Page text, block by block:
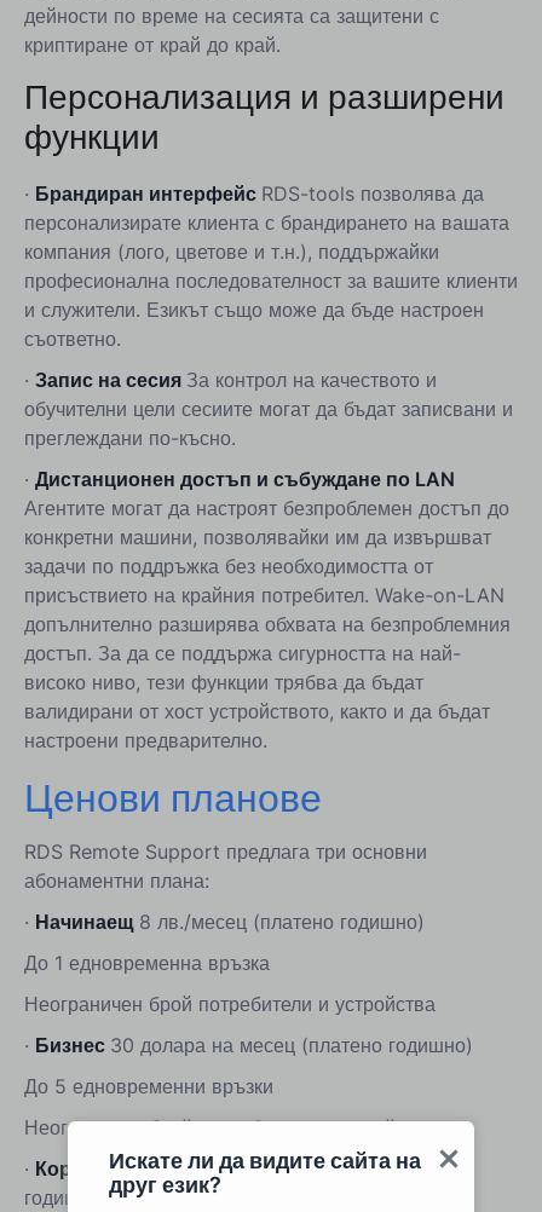
Искате ли да видите сайта на
друг език?
дейности по време на сесията са защитени с
криптиране от край до край.
Персонализация и разширени
функции
· Брандиран интерфейс RDS-tools позволява да
персонализирате клиента с брандирането на вашата
компания (лого, цветове и т.н.), поддържайки
професионална последователност за вашите клиенти
и служители. Езикът също може да бъде настроен
съответно.
· Запис на сесия За контрол на качеството и
обучителни цели сесиите могат да бъдат записвани и
преглеждани по-късно.
· Дистанционен достъп и събуждане по LAN
Агентите могат да настроят безпроблемен достъп до
конкретни машини, позволявайки им да извършват
задачи по поддръжка без необходимостта от
присъствието на крайния потребител. Wake-on-LAN
допълнително разширява обхвата на безпроблемния
достъп. За да се поддържа сигурността на най-
високо ниво, тези функции трябва да бъдат
валидирани от хост устройството, както и да бъдат
настроени предварително.
Ценови планове
RDS Remote Support предлага три основни
абонаментни плана:
· Начинаещ 8 лв./месец (платено годишно)
До 1 едновременна връзка
Неограничен брой потребители и устройства
· Бизнес 30 долара на месец (платено годишно)
До 5 едновременни връзки
Неограничен брой потребители и устройства
· Корпоративен50 долара на месец (плаща се
годишно)